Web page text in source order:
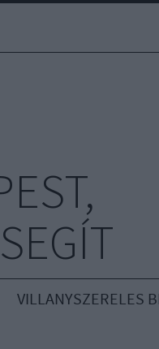
VILLANYSZERELES